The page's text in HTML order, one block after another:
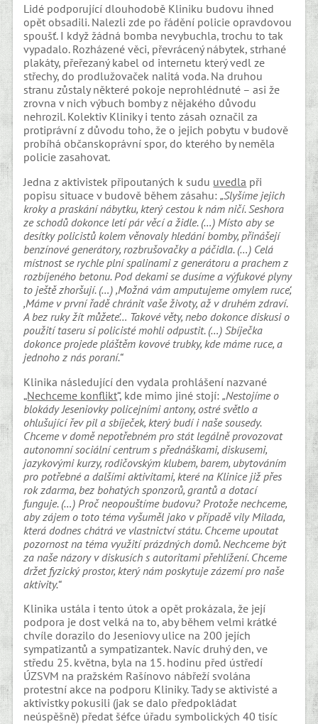
Lidé podporující dlouhodobě Kliniku budovu ihned
opět obsadili. Nalezli zde po řádění policie opravdovou
spoušť. I když žádná bomba nevybuchla, trochu to tak
vypadalo. Rozházené věci, převrácený nábytek, strhané
plakáty, přeřezaný kabel od internetu který vedl ze
střechy, do prodlužovaček nalitá voda. Na druhou
stranu zůstaly některé pokoje neprohlédnuté – asi že
zrovna v nich výbuch bomby z nějakého důvodu
nehrozil. Kolektiv Kliniky i tento zásah označil za
protiprávní z důvodu toho, že o jejich pobytu v budově
probíhá občanskoprávní spor, do kterého by neměla
policie zasahovat.
Jedna z aktivistek připoutaných k sudu uvedla při
popisu situace v budově během zásahu:„Slyšíme jejich
kroky a praskání nábytku, který cestou k nám ničí. Seshora
ze schodů dokonce letí pár věcí a židle. (…) Místo aby se
desítky policistů kolem věnovaly hledání bomby, přinášejí
benzínové generátory, rozbrušovačky a páčidla. (…) Celá
místnost se rychle plní spalinami z generátoru a prachem z
rozbíjeného betonu. Pod dekami se dusíme a výfukové plyny
to ještě zhoršují. (…) ,Možná vám amputujeme omylem ruce‘,
,Máme v první řadě chránit vaše životy, až v druhém zdraví.
A bez ruky žít můžete‘… Takové věty, nebo dokonce diskusi o
použití taseru si policisté mohli odpustit. (…)Sbíječka
dokonce projede pláštěm kovové trubky, kde máme ruce, a
jednoho z nás poraní.“
Klinika následující den vydala prohlášení nazvané
„Nechceme konflikt“, kde mimo jiné stojí:„Nestojíme o
blokády Jeseniovky policejními antony, ostré světlo a
ohlušující řev pil a sbíječek, který budí i naše sousedy.
Chceme v domě nepotřebném pro stát legálně provozovat
autonomní sociální centrum s přednáškami, diskusemi,
jazykovými kurzy, rodičovským klubem, barem, ubytováním
pro potřebné a dalšími aktivitami, které na Klinice již přes
rok zdarma, bez bohatých sponzorů, grantů a dotací
funguje. (…) Proč neopouštíme budovu? Protože nechceme,
aby zájem o toto téma vyšuměl jako v případě vily Milada,
která dodnes chátrá ve vlastnictví státu. Chceme upoutat
pozornost na téma využití prázdných domů. Nechceme být
za naše názory v diskusích s autoritami přehlížení. Chceme
držet fyzický prostor, který nám poskytuje zázemí pro naše
aktivity.“
Klinika ustála i tento útok a opět prokázala, že její
podpora je dost velká na to, aby během velmi krátké
chvíle dorazilo do Jeseniovy ulice na 200 jejích
sympatizantů a sympatizantek. Navíc druhý den, ve
středu 25. května, byla na 15. hodinu před ústředí
ÚZSVM na pražském Rašínovo nábřeží svolána
protestní akce na podporu Kliniky. Tady se aktivisté a
aktivistky pokusili (jak se dalo předpokládat
neúspěšně) předat šéfce úřadu symbolických 40 tisíc